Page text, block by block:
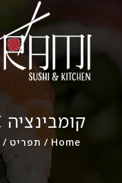
קומבינציה TITANIC יחידות 72
Home
/ תפריט /